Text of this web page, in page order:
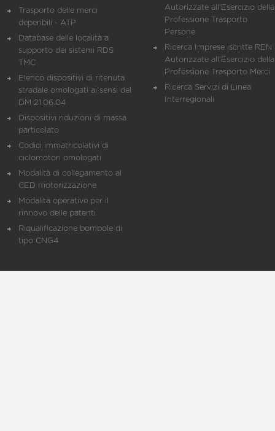
Trasporto delle merci
deperibili - ATP
Database delle località a
supporto dei sistemi RDS
TMC
Elenco dispositivi di ritenuta
stradale omologati ai sensi del
DM 21.06.04
Dispositivi riduzioni di massa
particolato
Codici immatricolativi di
ciclomotori omologati
Modalità di collegamento al
CED motorizzazione
Modalità operative per il
rinnovo delle patenti
Riqualificazione bombole di
tipo CNG4
Autorizzate all'Esercizio della
Professione Trasporto
Persone
Ricerca Imprese iscritte REN
Autorizzate all'Esercizio della
Professione Trasporto Merci
Ricerca Servizi di Linea
Interregionali